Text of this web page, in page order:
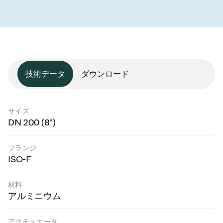
技術データ ダウンロード
サイズ
DN 200 (8")
フランジ
ISO-F
材料
アルミニウム